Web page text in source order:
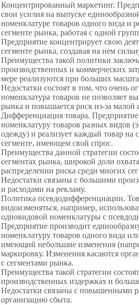
Концентрированный маркетинг.
свои усилия на выпуске
номенклатуре товаров одного вида и
сегменте рынка, работая с одной
Предприятие концентрирует свою
сегменте рынка, создавая на нем
Преимущества такой политики
производственных и коммерческих
мере реализуются при больших
Недостатки состоят в том, что очень
номенклатура товаров не позволяет
рынка и повышается риск из-за малой
Дифференциация товара.
номенклатуру товаров разных видов
одежду) и реализует каждый товар на
сегменте, имеющем свой спрос.
Преимущества данной стратегии
сегментах рынка, широкой доли
распределении риска среди многих
Недостатки связаны с большими
и расходами на рекламу.
Политика псевдодифференциации.
видоизменяться, например,
одновидовой номенклатуры с
Предприятие производит
номенклатуру товаров одного вида
имеющий небольшие изменения
маркировку. Изменения касаются
с сегментами рынка.
Преимущества такой стратегии
производственных издержках и
Недостатки связаны с повышенными
организацию сбыта.